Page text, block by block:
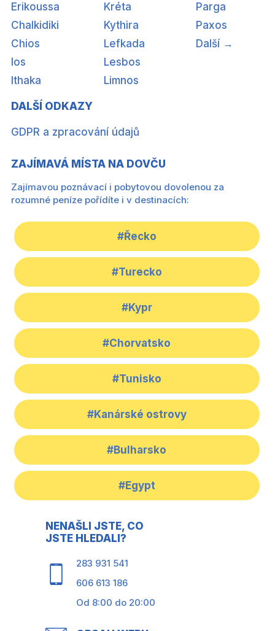
Erikoussa
Chalkidiki
Chios
Ios
Ithaka
Kréta
Kythira
Lefkada
Lesbos
Limnos
Parga
Paxos
Další →
DALŠÍ ODKAZY
GDPR a zpracování údajů
ZAJÍMAVÁ MÍSTA NA DOVČU
Zajímavou poznávací i pobytovou dovolenou za
rozumné peníze pořídíte i v destinacích:
#Řecko
#Turecko
#Kypr
#Chorvatsko
#Tunisko
#Kanárské ostrovy
#Bulharsko
#Egypt
NENAŠLI JSTE, CO
JSTE HLEDALI?
283 931 541
606 613 186
Od 8:00 do 20:00